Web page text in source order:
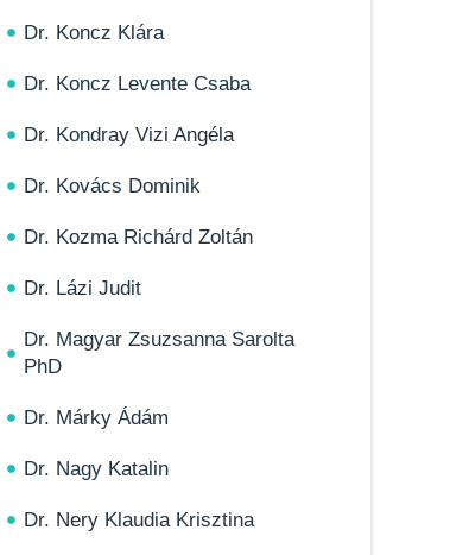
Dr. Koncz Klára
Dr. Koncz Levente Csaba
Dr. Kondray Vizi Angéla
Dr. Kovács Dominik
Dr. Kozma Richárd Zoltán
Dr. Lázi Judit
Dr. Magyar Zsuzsanna Sarolta
PhD
Dr. Márky Ádám
Dr. Nagy Katalin
Dr. Nery Klaudia Krisztina